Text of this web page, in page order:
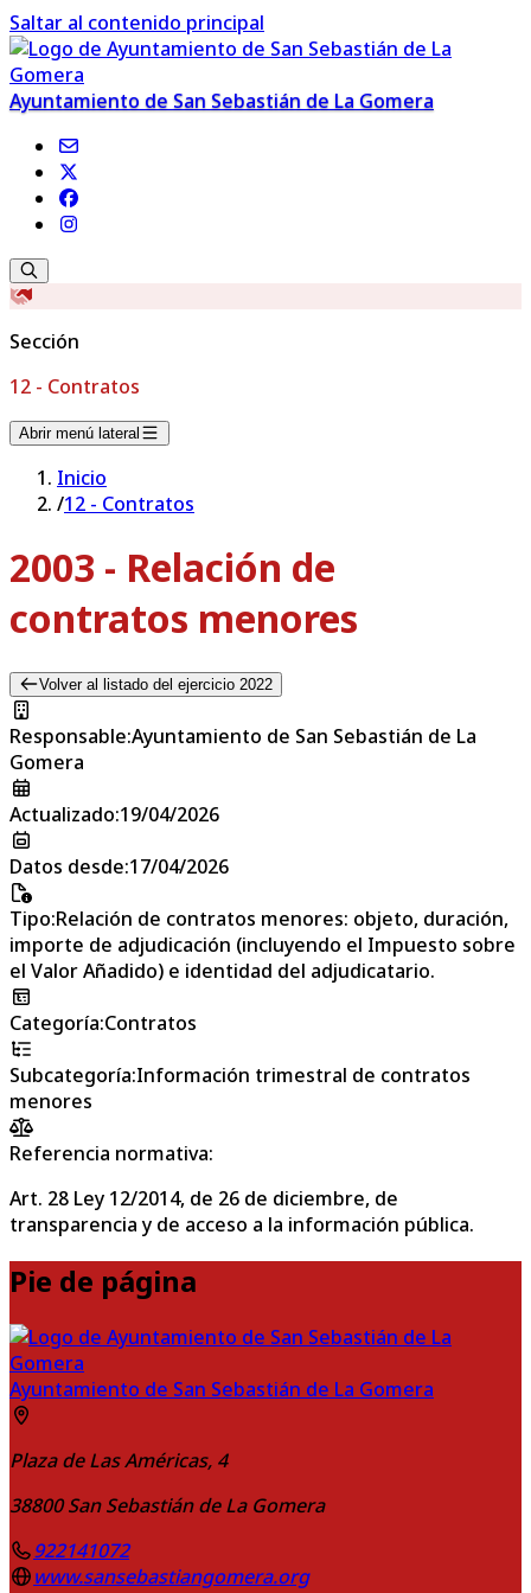
Saltar al contenido principal
Ayuntamiento de San Sebastián de La Gomera
Sección
12 - Contratos
Abrir menú lateral
Inicio
/12 - Contratos
2003 - Relación de
contratos menores
Volver al listado del ejercicio 2022
Responsable:Ayuntamiento de San Sebastián de La
Gomera
Actualizado:19/04/2026
Datos desde:17/04/2026
Tipo:Relación de contratos menores: objeto, duración,
importe de adjudicación (incluyendo el Impuesto sobre
el Valor Añadido) e identidad del adjudicatario.
Categoría:Contratos
Subcategoría:Información trimestral de contratos
menores
Referencia normativa:
Art. 28 Ley 12/2014, de 26 de diciembre, de
transparencia y de acceso a la información pública.
Pie de página
Ayuntamiento de San Sebastián de La Gomera
Plaza de Las Américas, 4
38800 San Sebastián de La Gomera
922141072
www.sansebastiangomera.org